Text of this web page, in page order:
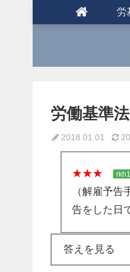
労
労働基準
2018.01.01
★★★
（解雇予
告をした日
答えを見る